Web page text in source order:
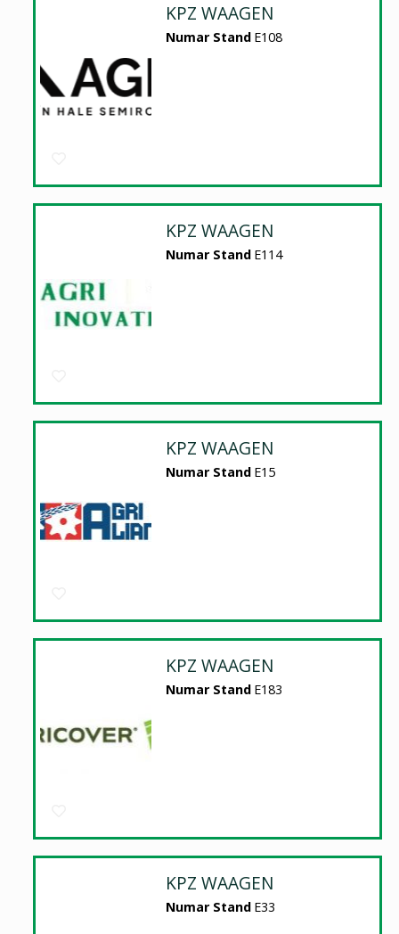
KPZ WAAGEN
Numar Stand E108
KPZ WAAGEN
Numar Stand E114
KPZ WAAGEN
Numar Stand E15
KPZ WAAGEN
Numar Stand E183
KPZ WAAGEN
Numar Stand E33